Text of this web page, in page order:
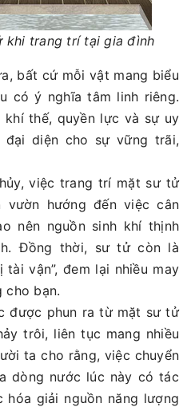
khi trang trí tại gia đình
bất cứ mỗi vật mang biểu
có ý nghĩa tâm linh riêng.
thế, quyền lực và sự uy
đại diện cho sự vững trãi,
việc trang trí mặt sư tử
vườn hướng đến việc cân
nên nguồn sinh khí thịnh
Đồng thời, sư tử còn là
vận”, đem lại nhiều may
cho bạn.
được phun ra từ mặt sư tử
trôi, liên tục mang nhiều
ta cho rằng, việc chuyển
dòng nước lúc này có tác
giải nguồn năng lượng